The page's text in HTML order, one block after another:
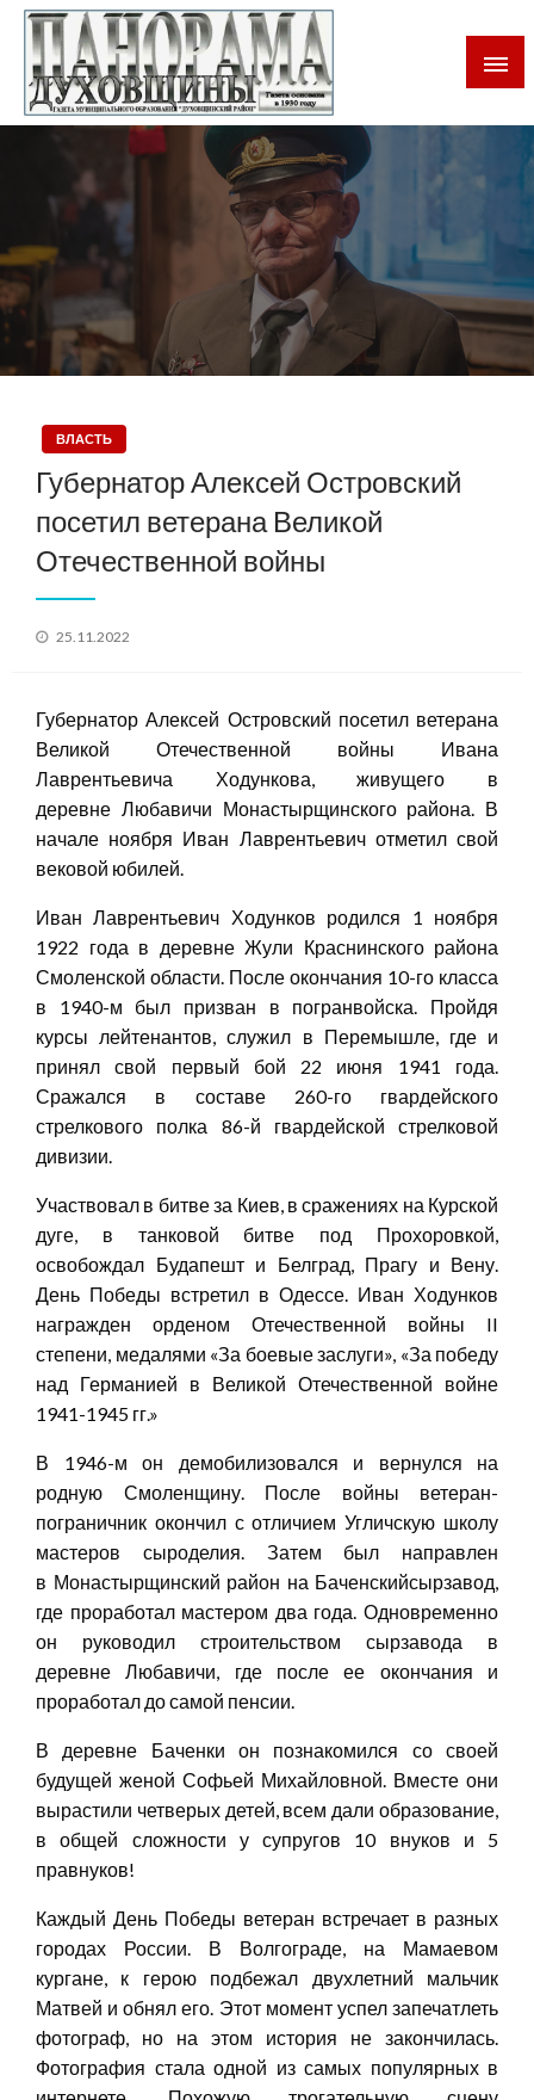
Панорама Духовщины
Газета Духовщинского района Смоленской области
ВЛАСТЬ
Губернатор Алексей Островский
посетил ветерана Великой
Отечественной войны
Posted
25.11.2022
Губернатор Алексей Островский посетил ветерана
Великой Отечественной войны Ивана
Лаврентьевича Ходункова, живущего в
деревне Любавичи Монастырщинского района. В
начале ноября Иван Лаврентьевич отметил свой
вековой юбилей.
Иван Лаврентьевич Ходунков родился 1 ноября
1922 года в деревне Жули Краснинского района
Смоленской области. После окончания 10-го класса
в 1940-м был призван в погранвойска. Пройдя
курсы лейтенантов, служил в Перемышле, где и
принял свой первый бой 22 июня 1941 года.
Сражался в составе 260-го гвардейского
стрелкового полка 86-й гвардейской стрелковой
дивизии.
Участвовал в битве за Киев, в сражениях на Курской
дуге, в танковой битве под Прохоровкой,
освобождал Будапешт и Белград, Прагу и Вену.
День Победы встретил в Одессе. Иван Ходунков
награжден орденом Отечественной войны II
степени, медалями «За боевые заслуги», «За победу
над Германией в Великой Отечественной войне
1941-1945 гг.»
В 1946-м он демобилизовался и вернулся на
родную Смоленщину. После войны ветеран-
пограничник окончил с отличием Угличскую школу
мастеров сыроделия. Затем был направлен
в Монастырщинский район на Баченскийсырзавод,
где проработал мастером два года. Одновременно
он руководил строительством сырзавода в
деревне Любавичи, где после ее окончания и
проработал до самой пенсии.
В деревне Баченки он познакомился со своей
будущей женой Софьей Михайловной. Вместе они
вырастили четверых детей, всем дали образование,
в общей сложности у супругов 10 внуков и 5
правнуков!
Каждый День Победы ветеран встречает в разных
городах России. В Волгограде, на Мамаевом
кургане, к герою подбежал двухлетний мальчик
Матвей и обнял его. Этот момент успел запечатлеть
фотограф, но на этом история не закончилась.
Фотография стала одной из самых популярных в